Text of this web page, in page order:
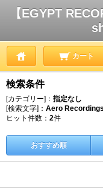
【EGYPT
カート
検索条件
[カテゴリー]： 指定なし
[検索文字]： Aero
ヒット件数： 2件
おすすめ順